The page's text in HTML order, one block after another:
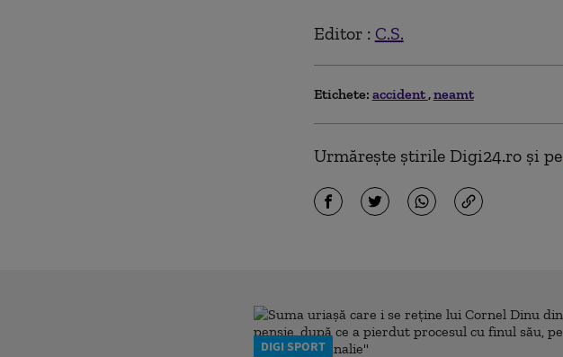
Editor : C.S.
Etichete: accident neamt
Urmărește știrile Digi24.ro și pe
DIGI SPORT